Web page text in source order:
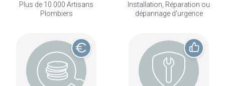
Plus de 10 000 Artisans
Plombiers
Installation, Réparation ou
dépannage d'urgence